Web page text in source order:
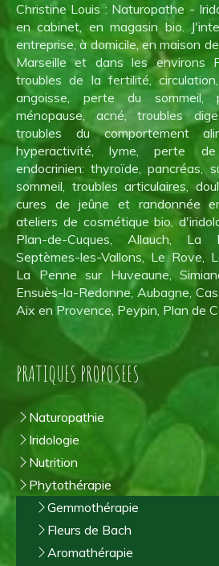
Christine Louis : Naturopathe -
en cabinet, en magasin bio.
entreprise, à domicile, en maison
Marseille et dans les environs
troubles de la fertilité,
angoisse, perte du sommeil,
ménopause, acné, troubles
troubles du comportement
hyperactivité, lyme, perte de
endocrinien: thyroïde, pancréas,
sommeil, troubles articulaires,
cures de jeûne et randonnée
ateliers de cosmétique bio,
Plan-de-Cuques, Allauch, La
Septèmes-les-Vallons, Le Rove,
La Penne sur Huveaune,
Ensuès-la-Redonne, Aubagne,
Aix en Provence, Peypin, Plan de
PRATIQUES PROPOSEES
Naturopathie
Iridologie
Nutrition
Phytothérapie
Gemmothérapie
Fleurs de Bach
Aromathérapie